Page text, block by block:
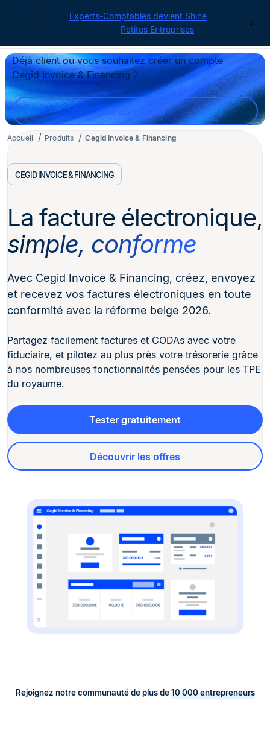
Experts-Comptables devient Shine
Petites Entreprises
Déjà client ou vous souhaitez créer un compte
Cegid Invoice & Financing ?
Se connecter
Accueil Produits Cegid Invoice & Financing
CEGID INVOICE & FINANCING
La facture électronique,
simple, conforme
Avec Cegid Invoice & Financing, créez, envoyez
et recevez vos factures électroniques en toute
conformité avec la réforme belge 2026.
Partagez facilement factures et CODAs avec votre
fiduciaire, et pilotez au plus près votre trésorerie grâce
à nos nombreuses fonctionnalités pensées pour les TPE
du royaume.
Tester gratuitement
Découvrir les offres
Rejoignez notre communauté de plus de10 000 entrepreneurs